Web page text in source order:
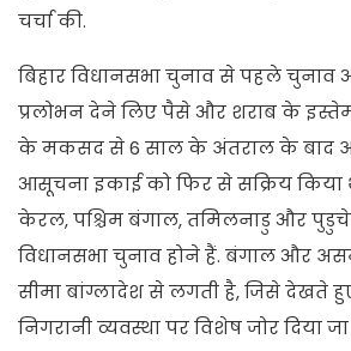
चर्चा की.
बिहार विधानसभा चुनाव से पहले चुनाव
प्रलोभन देने लिए पैसे और शराब के
के मकसद से 6 साल के अंतराल के बाद
आसूचना इकाई को फिर से सक्रिय किया
केरल, पश्चिम बंगाल, तमिलनाडु और
विधानसभा चुनाव होने हैं. बंगाल और
सीमा बांग्लादेश से लगती है, जिसे देखते
निगरानी व्यवस्था पर विशेष जोर दिया जा